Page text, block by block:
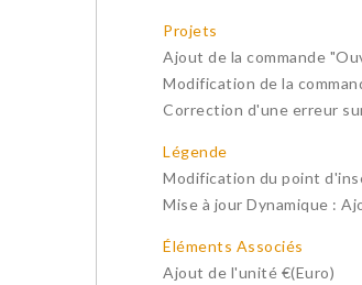
Projets
Ajout de la commande
Modification de la
Correction d'une erreur
Légende
Modification du point
Mise à jour Dynamique :
Éléments Associés
Ajout de l'unité €(Euro)